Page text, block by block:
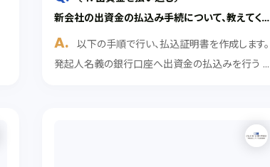
新会社の出資金の払込み手続について、教えてくだ
さい。
以下の手順で行い、払込証明書を作成します。
発起人名義の銀行口座へ出資金の払込みを行う ↓